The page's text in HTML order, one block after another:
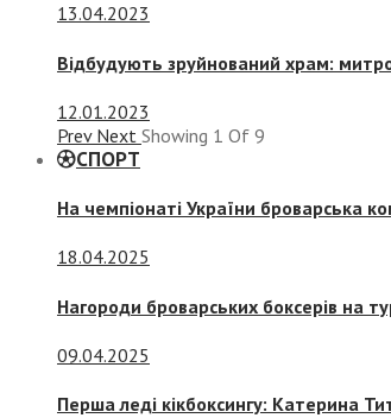
13.04.2023
Відбудують зруйнований храм:
12.01.2023
Prev Next Showing 1 Of 9
СПОРТ
На чемпіонаті України броварська
18.04.2025
Нагороди броварських боксерів на
09.04.2025
Перша леді кікбоксингу: Катерина